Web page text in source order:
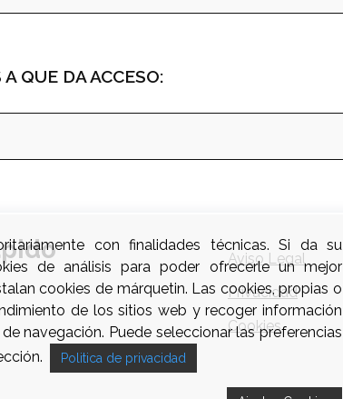
QUE DA ACCESO:
Aviso Legal
Privacidad
Cookies
con finalidades técnicas. Si da su
de análisis para poder ofrecerle un mejor
cookies de márquetin. Las cookies, propias o
de los sitios web y recoger información
navegación. Puede seleccionar las preferencias
Politica de privacidad